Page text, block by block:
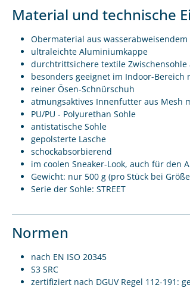
Material und technische
Obermaterial aus
ultraleichte Aluminiumkappe
durchtrittsichere textile Zwischensohle
besonders geeignet im Indoor-
reiner Ösen-Schnürschuh
atmungsaktives Innenfutter aus Mesh
PU/PU - Polyurethan Sohle
antistatische Sohle
gepolsterte Lasche
schockabsorbierend
im coolen Sneaker-Look, auch für den
Gewicht: nur 500 g (pro Stück bei
Serie der Sohle: STREET
Normen
nach EN ISO 20345
S3 SRC
zertifiziert nach DGUV Regel 112-191: